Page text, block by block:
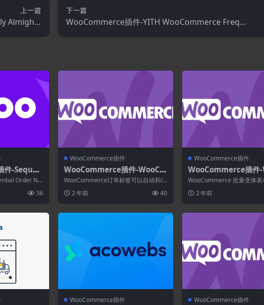
上一篇
Almighty
1.9.1
下一篇
WooCommerce插件-YITH WooCommerce Freque
ntly Bought Together Premium 1.58.0
-Sequen
Pro for
Order Nu
36
WooCommerce插件
WooCommerce插件-WooCo
mmerce Order Tags 4.1.0
WooCommerce订单标签可以自动和/
2 年前 40
WooCommerce插件
WooCommerce插件-
mmerce Bulk
ms 1.7.3
WooCommerce 批量变体表
加到...2 年前
WooCommerce插件 WooCommerce插件